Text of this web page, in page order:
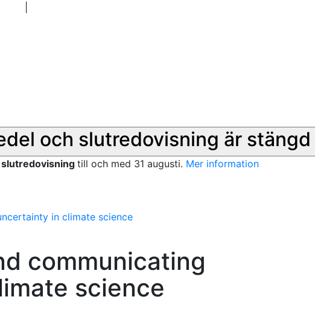
och slutredovisning är
slutredovisning till och med 31 augusti. Mer information
in climate science
communicating
science